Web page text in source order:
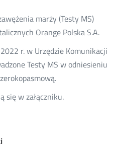
marży (Testy MS)
Orange Polska S.A.
r. w Urzędzie Komunikacji
Testy MS w odniesieniu
się w załączniku.